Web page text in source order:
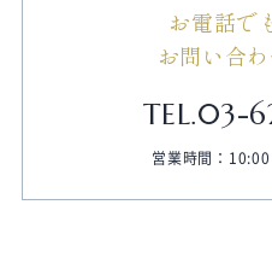
お電話で
お問い合
TEL.03-
営業時間：10:00